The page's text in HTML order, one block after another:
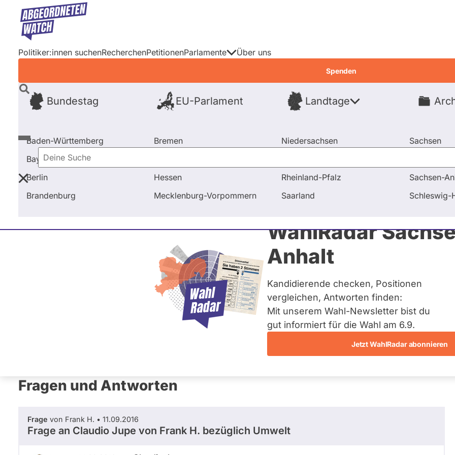
Direkt
Inhalt
Politiker:innen suchenRecherchenPetitionenParlamente
Bundestag EU-Parlament Landtage
Baden-Württemberg
Bayern
Berlin
Brandenburg
Bremen
Hessen
Mecklenburg-Vorpommern
Niedersachsen
Rheinland-Pfalz
Saarland
Sachsen
Sachsen-
Schleswig-
Über uns
Spenden
Deine
Suche
WahlRadar
Anhalt
Kandidierende checken, Positionen
vergleichen, Antworten finden:
Mit unserem Wahl-Newsletter bist du
gut informiert für die Wahl am 6.9.
Jetzt WahlRadar abonnieren
Startseite Frage stellen Claudio Jupe
Claudio Jupe
Dieser Politiker hat kein aktuelles und kein zukünftiges
Mandat und keine Direktandidatur auf Landes-, Bundes-
oder EU-Ebene. Mögliche Kandidaturen über eine
Wahlliste werden bei uns nicht erfasst.
Fragen und Antworten
Frage von Frank H. • 11.09.2016
Frage an Claudio Jupe von Frank H. bezüglich Umwelt